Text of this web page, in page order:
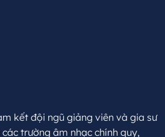
kết đội ngũ giảng viên và gia sư
trường âm nhạc chính quy,